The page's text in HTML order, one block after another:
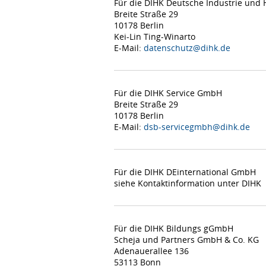
Für die DIHK Deutsche Industrie und
Breite Straße 29
10178 Berlin
Kei-Lin Ting-Winarto
E-Mail: datenschutz@dihk.de
Für die DIHK Service GmbH
Breite Straße 29
10178 Berlin
E-Mail: dsb-servicegmbh@dihk.de
Für die DIHK DEinternational GmbH
siehe Kontaktinformation unter DIHK
Für die DIHK Bildungs gGmbH
Scheja und Partners GmbH & Co. KG
Adenauerallee 136
53113 Bonn